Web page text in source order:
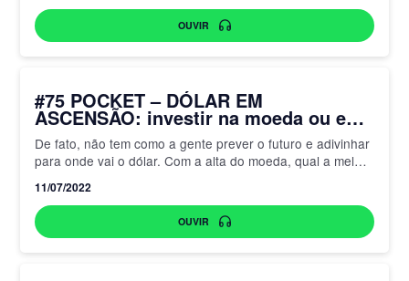
OUVIR
#75 POCKET – DÓLAR EM
ASCENSÃO: investir na moeda ou em
ativos?
De fato, não tem como a gente prever o futuro e adivinhar
para onde vai o dólar. Com a alta do moeda, qual a melhor
11/07/2022
OUVIR